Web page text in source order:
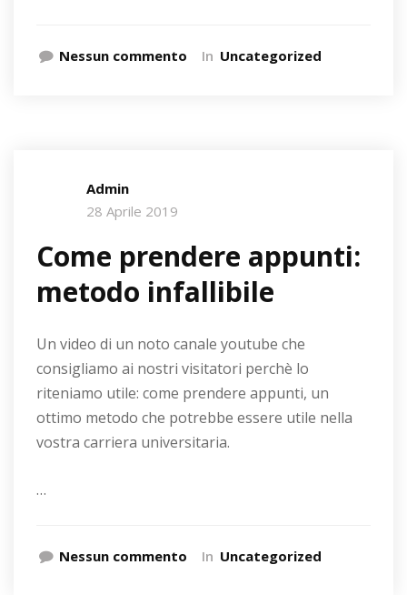
Nessun commento In Uncategorized
Admin
28 Aprile 2019
Come prendere appunti:
metodo infallibile
Un video di un noto canale youtube che
consigliamo ai nostri visitatori perchè lo
riteniamo utile: come prendere appunti, un
ottimo metodo che potrebbe essere utile nella
vostra carriera universitaria.
…
Nessun commento In Uncategorized